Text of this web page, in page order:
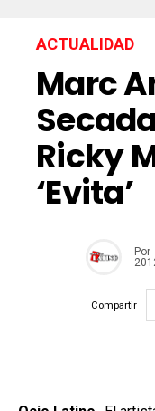
ACTUALIDAD
Marc
Ricky
‘Evita’
Por
Compartir